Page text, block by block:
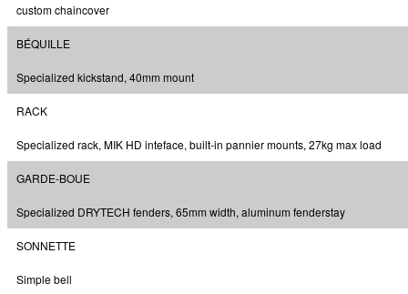
custom chaincover
BÉQUILLE
Specialized kickstand, 40mm mount
RACK
Specialized rack, MIK HD inteface, built-in pannier mounts, 27kg max load
GARDE-BOUE
Specialized DRYTECH fenders, 65mm width, aluminum fenderstay
SONNETTE
Simple bell